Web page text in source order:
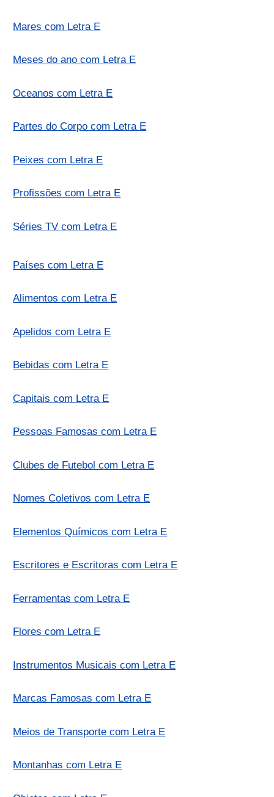
Mares com Letra E
Meses do ano com Letra E
Oceanos com Letra E
Partes do Corpo com Letra E
Peixes com Letra E
Profissões com Letra E
Séries TV com Letra E
Países com Letra E
Alimentos com Letra E
Apelidos com Letra E
Bebidas com Letra E
Capitais com Letra E
Pessoas Famosas com Letra E
Clubes de Futebol com Letra E
Nomes Coletivos com Letra E
Elementos Químicos com Letra E
Escritores e Escritoras com Letra E
Ferramentas com Letra E
Flores com Letra E
Instrumentos Musicais com Letra E
Marcas Famosas com Letra E
Meios de Transporte com Letra E
Montanhas com Letra E